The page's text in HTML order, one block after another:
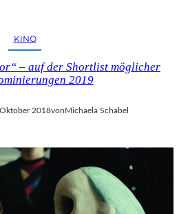
KINO
– auf der Shortlist möglicher
2019
2018vonMichaela Schabel